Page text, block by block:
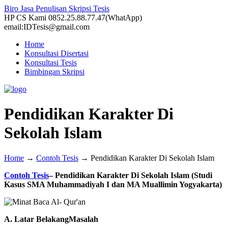
Biro Jasa Penulisan Skripsi Tesis
HP CS Kami 0852.25.88.77.47(WhatApp)
email:IDTesis@gmail.com
Home
Konsultasi Disertasi
Konsultasi Tesis
Bimbingan Skripsi
Pendidikan Karakter Di
Sekolah Islam
Home → Contoh Tesis → Pendidikan Karakter Di Sekolah Islam
Contoh Tesis– Pendidikan Karakter Di Sekolah Islam (Studi
Kasus SMA Muhammadiyah I dan MA Muallimin Yogyakarta)
A. Latar BelakangMasalah